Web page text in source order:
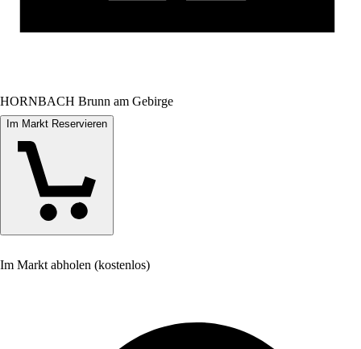
HORNBACH Brunn am Gebirge
Im Markt Reservieren
Im Markt abholen (kostenlos)